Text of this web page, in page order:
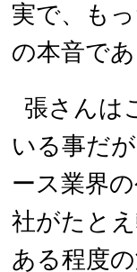
実で、も
の本音であ
張さんは
いる事だ
ース業界
社がたと
ある程度